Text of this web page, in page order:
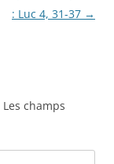
: Luc 4, 31-37 →
Les champs